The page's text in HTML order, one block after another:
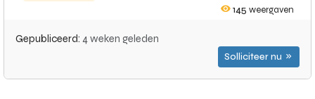
145 weergaven
Gepubliceerd: 4 weken geleden
Solliciteer nu